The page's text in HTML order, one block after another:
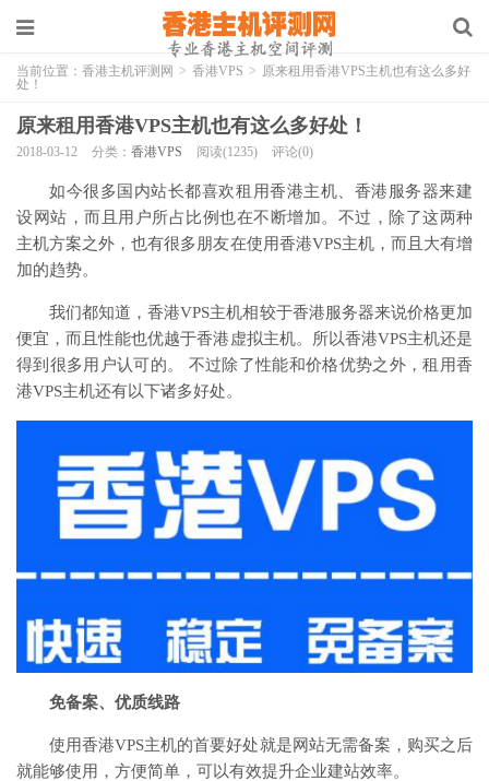
当前位置： 香港主机评测网 > 香港VPS > 原来租用香港VPS主机也有这么多好
处！
原来租用香港VPS主机也有这么多好处！
2018-03-12 分类： 香港VPS 阅读(1235) 评论(0)
如今很多国内站长都喜欢租用香港主机、香港服务器来建
设网站，而且用户所占比例也在不断增加。不过，除了这两种
主机方案之外，也有很多朋友在使用香港VPS主机，而且大有增
加的趋势。
我们都知道，香港VPS主机相较于香港服务器来说价格更加
便宜，而且性能也优越于香港虚拟主机。所以香港VPS主机还是
得到很多用户认可的。 不过除了性能和价格优势之外，租用香
港VPS主机还有以下诸多好处。
免备案、优质线路
使用香港VPS主机的首要好处就是网站无需备案，购买之后
就能够使用，方便简单，可以有效提升企业建站效率。